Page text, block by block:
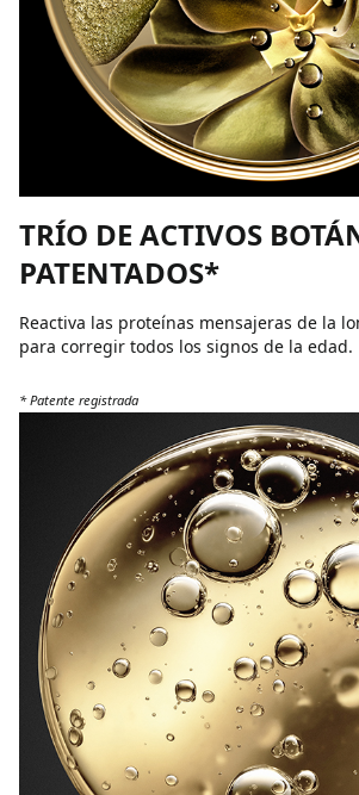
TRÍO DE ACTIVOS
PATENTADOS*
Reactiva las proteínas mensajeras de la
para corregir todos los signos de la edad.
* Patente registrada